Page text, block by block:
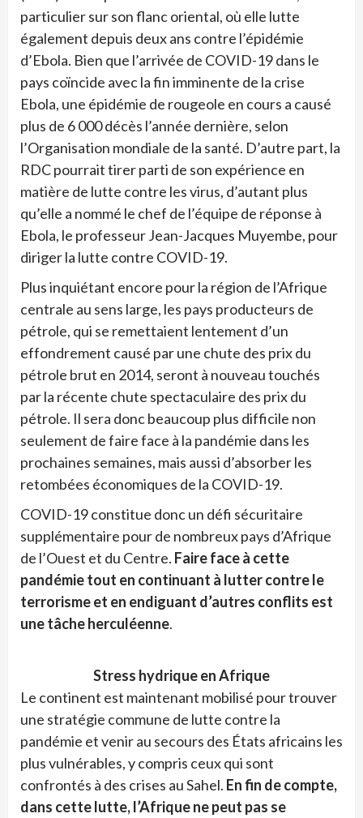
particulier sur son flanc oriental, où elle lutte
également depuis deux ans contre l’épidémie
d’Ebola. Bien que l’arrivée de COVID-19 dans le
pays coïncide avec la fin imminente de la crise
Ebola, une épidémie de rougeole en cours a causé
plus de 6 000 décès l’année dernière, selon
l’Organisation mondiale de la santé. D’autre part, la
RDC pourrait tirer parti de son expérience en
matière de lutte contre les virus, d’autant plus
qu’elle a nommé le chef de l’équipe de réponse à
Ebola, le professeur Jean-Jacques Muyembe, pour
diriger la lutte contre COVID-19.
Plus inquiétant encore pour la région de l’Afrique
centrale au sens large, les pays producteurs de
pétrole, qui se remettaient lentement d’un
effondrement causé par une chute des prix du
pétrole brut en 2014, seront à nouveau touchés
par la récente chute spectaculaire des prix du
pétrole. Il sera donc beaucoup plus difficile non
seulement de faire face à la pandémie dans les
prochaines semaines, mais aussi d’absorber les
retombées économiques de la COVID-19.
COVID-19 constitue donc un défi sécuritaire
supplémentaire pour de nombreux pays d’Afrique
de l’Ouest et du Centre. Faire face à cette
pandémie tout en continuant à lutter contre le
terrorisme et en endiguant d’autres conflits est
une tâche herculéenne.
Stress hydrique en Afrique
Le continent est maintenant mobilisé pour trouver
une stratégie commune de lutte contre la
pandémie et venir au secours des États africains les
plus vulnérables, y compris ceux qui sont
confrontés à des crises au Sahel. En fin de compte,
dans cette lutte, l’Afrique ne peut pas se